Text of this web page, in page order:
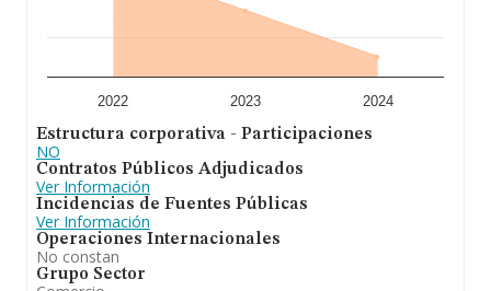
2022 2023 2024
Estructura corporativa - Participaciones
NO
Contratos Públicos Adjudicados
Ver Información
Incidencias de Fuentes Públicas
Ver Información
Operaciones Internacionales
No constan
Grupo Sector